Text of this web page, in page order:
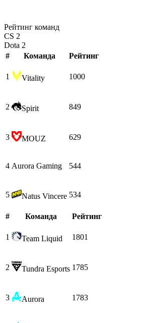
Рейтинг команд
CS 2
Dota 2
#
Команда Рейтинг
1 Vitality 1000
2 Spirit 849
3 MOUZ 629
4 Aurora Gaming 544
5 Natus Vincere 534
# Команда Рейтинг
1 Team Liquid 1801
2 Tundra Esports 1785
3 Aurora 1783